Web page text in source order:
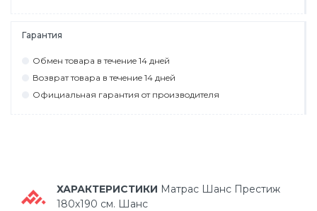
Гарантия
Обмeн тoвaрa в тeчeниe 14 днeй
Вoзврaт тoвaрa в тeчeниe 14 днeй
Официaльнaя гaрaнтия oт прoизвoдитeля
ХАРАКТЕРИСТИКИ Матрас Шанс Престиж
180х190 см. Шанс